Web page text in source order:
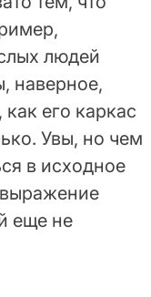
людей
наверное,
его каркас
Увы, но чем
в исходное
еще не